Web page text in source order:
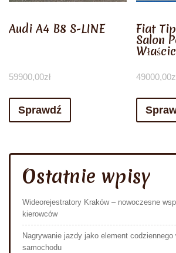
Audi A4 B8 S-LINE
59900,00zł
Sprawdź
Fiat
Salon
49000,00
Ostatnie wpisy
Wideorejestratory Kraków – nowoczesne
kierowców
Nagrywanie jazdy jako element codziennego
samochodu